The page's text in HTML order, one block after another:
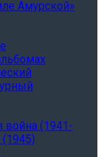
Амурской»
война (1941-